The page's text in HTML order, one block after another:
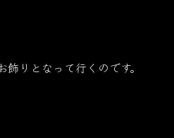
りとなって行くのです。